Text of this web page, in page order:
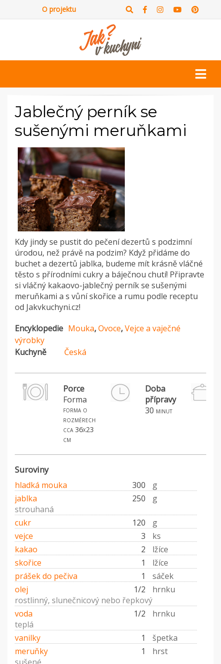
O projektu
Jablečný perník se
sušenými meruňkami
Kdy jindy se pustit do pečení dezertů s podzimní
úrodou, než právě na podzim? Když přidáme do
buchet a dezertů jablka, budeme mít krásně vláčné
těsto s přírodními cukry a báječnou chutí! Připravte
si vláčný kakaovo-jablečný perník se sušenými
meruňkami a s vůní skořice a rumu podle receptu
od Jakvkuchyni.cz!
Encyklopedie Mouka,Ovoce,Vejce a vaječné
výrobky
Kuchyně
Česká
Porce
Forma
forma o
rozměrech
cca 36x23
cm
Doba
přípravy
30 minut
Suroviny
hladká mouka 300
g
jablka
250
g
strouhaná
cukr
120
g
vejce
3
ks
kakao
2
lžíce
skořice
1
lžíce
prášek do pečiva
1
sáček
olej
1/2
hrnku
rostlinný, slunečnicový nebo řepkový
voda
1/2
hrnku
teplá
vanilky
1
špetka
meruňky
1
hrst